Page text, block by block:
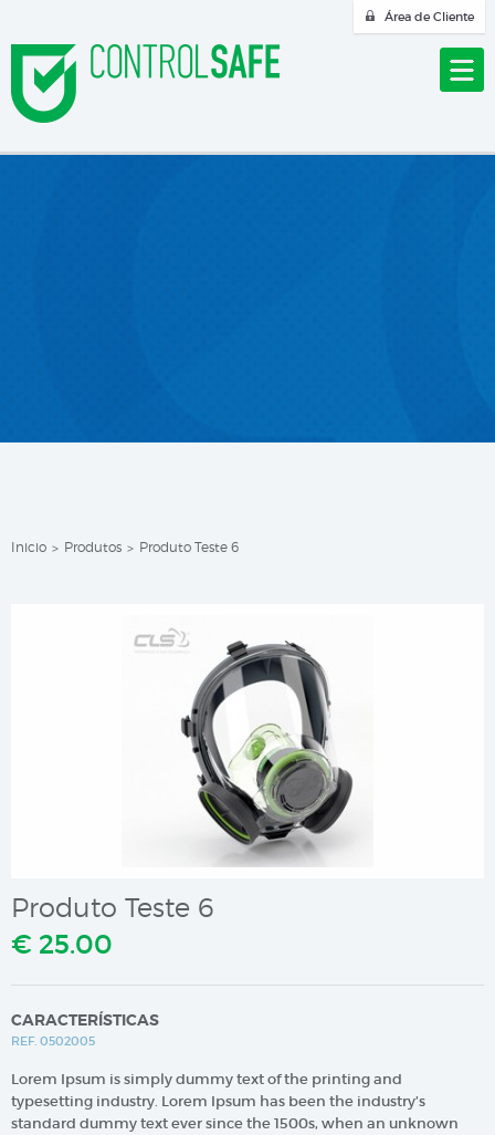
Área de Cliente
Inicio > Produtos > Produto Teste 6
Produto Teste 6
€ 25.00
CARACTERÍSTICAS
REF. 0502005
Lorem Ipsum is simply dummy text of the printing and
typesetting industry. Lorem Ipsum has been the industry’s
standard dummy text ever since the 1500s, when an unknown